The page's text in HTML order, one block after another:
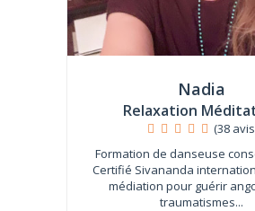
Nadia
Relaxation
(38
Formation de danseuse
Certifié Sivananda
médiation pour guérir
traumatismes...